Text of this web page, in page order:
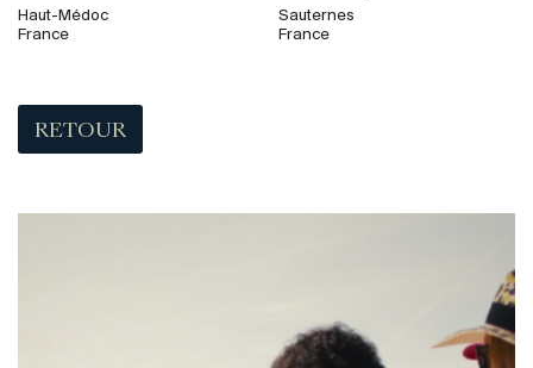
Haut-Médoc
France
Sauternes
France
RETOUR